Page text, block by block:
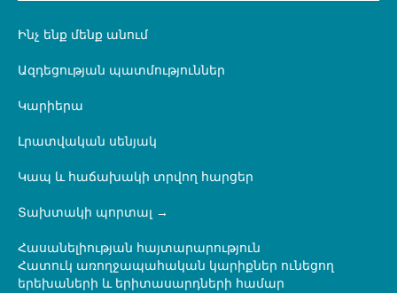
Ինչ ենք մենք անում
Ազդեցության պատմություններ
Կարիերա
Լրատվական սենյակ
Կապ և հաճախակի տրվող հարցեր
Տախտակի պորտալ
Հասանելիության հայտարարություն
Հատուկ առողջապահական կարիքներ ունեցող
երեխաների և երիտասարդների համար